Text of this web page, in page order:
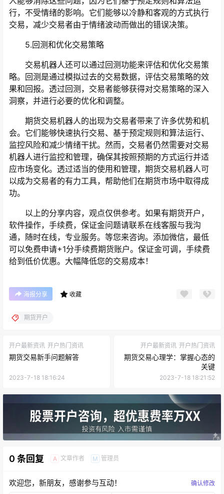
行，不受情绪的影响。它们能够以冷静和客观的方式执行
交易，减少交易者由于情绪波动而做出的错误决策。
5.回测和优化交易策略
交易机器人还可以通过回测功能来评估和优化交易策
略。回测是通过模拟过去的交易数据，评估交易策略的效
果和回报。透过回测，交易者能够获得对交易策略的深入
洞察，并进行必要的优化和调整。
期货交易机器人的出现为交易者带来了许多优势和机
会。它们能够快速执行交易、基于预定规则和算法运行、
监控风险和减少情绪干扰。然而，交易者仍然需要对交易
机器人进行监控和管理，确保其按照预期的方式运行并适
应市场变化。透过适当的使用和管理，期货交易机器人可
以成为交易者的有力工具，帮助他们在期货市场中取得成
功。
以上的分享内容，观点仅供参考。如果有期货开户，
软件操作，手续费，保证金问题请联系在线客服与我沟
通，随时在线，专业服务。等您来咨询。添加微信，最低
可以免费申请+1分手续费期货账户。保证金可调，手续费
给到低价优惠。大幅降低您的交易成本！
海报分享 收藏
期货开户
开户最新资讯 开户热门资讯
期货交易新手问题解答
2023-7-18 18:16:24
开户最新资讯 开户热门资讯
期货交易心理学：掌握心态的
关键
2023-7-18 18:21:52
0 条回复 A 文章作者 M 管理员
欢迎您，新朋友，感谢参与互动！ 确认修改